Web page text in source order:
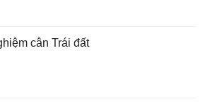
cân Trái đất